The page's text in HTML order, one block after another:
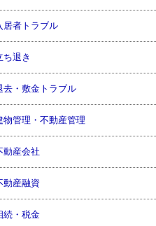
居者トラブル
ち退き
去・敷金トラブル
物管理・不動産管理
動産会社
動産融資
続・税金